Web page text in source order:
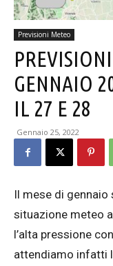
Previsioni Meteo
GENNAIO
IL 27 E 28
Gennaio 25, 2022
Il mese di gennaio
situazione meteo
l’alta pressione
attendiamo infatti